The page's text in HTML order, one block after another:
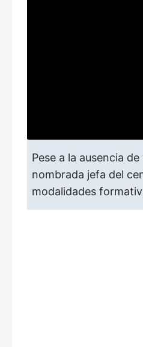
Pese a la ausencia
nombrada jefa del
modalidades